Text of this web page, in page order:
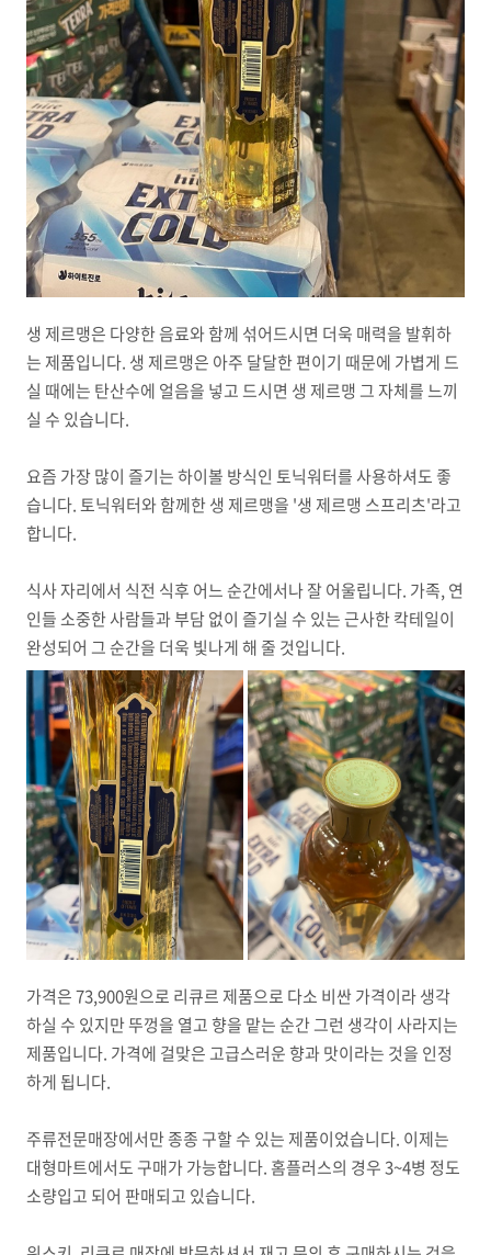
생 제르맹은 다양한 음료와 함께 섞어드시면 더욱 매력을 발휘하
는 제품입니다. 생 제르맹은 아주 달달한 편이기 때문에 가볍게 드
실 때에는 탄산수에 얼음을 넣고 드시면 생 제르맹 그 자체를 느끼
실 수 있습니다.
요즘 가장 많이 즐기는 하이볼 방식인 토닉워터를 사용하셔도 좋
습니다. 토닉워터와 함께한 생 제르맹을 '생 제르맹 스프리츠'라고
합니다.
식사 자리에서 식전 식후 어느 순간에서나 잘 어울립니다. 가족, 연
인들 소중한 사람들과 부담 없이 즐기실 수 있는 근사한 칵테일이
완성되어 그 순간을 더욱 빛나게 해 줄 것입니다.
가격은 73,900원으로 리큐르 제품으로 다소 비싼 가격이라 생각
하실 수 있지만 뚜껑을 열고 향을 맡는 순간 그런 생각이 사라지는
제품입니다. 가격에 걸맞은 고급스러운 향과 맛이라는 것을 인정
하게 됩니다.
주류전문매장에서만 종종 구할 수 있는 제품이었습니다. 이제는
대형마트에서도 구매가 가능합니다. 홈플러스의 경우 3~4병 정도
소량입고 되어 판매되고 있습니다.